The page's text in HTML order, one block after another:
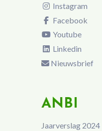
Instagram
Facebook
Youtube
Linkedin
Nieuwsbrief
ANBI
Jaarverslag 2024